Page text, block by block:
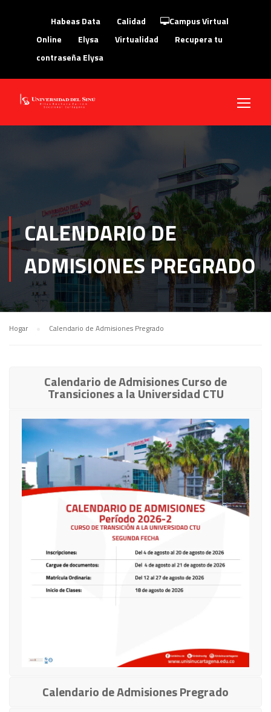
Campus Virtual
Habeas Data
Calidad
Online
Elysa Virtualidad
Recupera tu
contraseña Elysa
CALENDARIO DE
ADMISIONES PREGRADO
Hogar Calendario de Admisiones Pregrado
Calendario de Admisiones Curso de
Transiciones a la Universidad CTU
Calendario de Admisiones Pregrado